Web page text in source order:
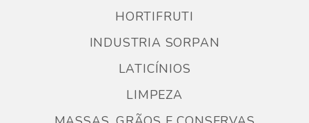
HORTIFRUTI
INDUSTRIA SORPAN
LATICÍNIOS
LIMPEZA